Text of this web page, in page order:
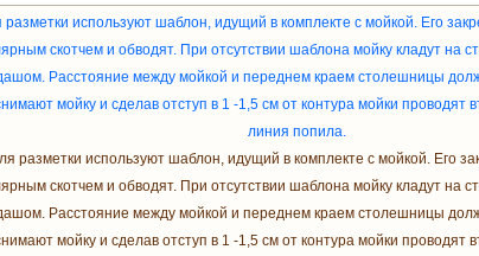
разметки используют шаблон, идущий в комплекте с мойкой. Его
скотчем и обводят. При отсутствии шаблона мойку кладут на
Расстояние между мойкой и переднем краем столешницы
мойку и сделав отступ в 1 -1,5 см от контура мойки проводят